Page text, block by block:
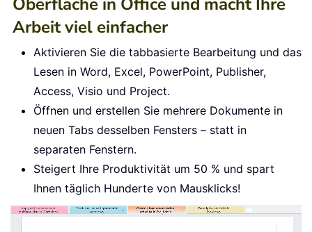
Arbeit viel einfacher
Aktivieren Sie die tabbasierte Bearbeitung und das
Lesen in Word, Excel, PowerPoint, Publisher,
Access, Visio und Project.
Öffnen und erstellen Sie mehrere Dokumente in
neuen Tabs desselben Fensters – statt in
separaten Fenstern.
Steigert Ihre Produktivität um 50 % und spart
Ihnen täglich Hunderte von Mausklicks!